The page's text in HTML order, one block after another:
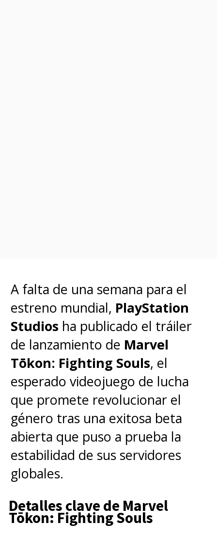
#SDCCis pretty sweet.
Now has
#DeadpoolAndWolverine,
#XMen97, Sam as
#CaptainAmerica, Miles
Morales and more
pic.twitter.com/Ro8fsfXRRp
— Erik Davis (@ErikDavis)July 25, 2024
Ahora, ¿qué es lo que
podemos esperar de Marvel
en la SDCC?
A falta de una semana para el
estreno mundial, PlayStation
Studios ha publicado el tráiler
de lanzamiento de Marvel
Tōkon: Fighting Souls, el
esperado videojuego de lucha
que promete revolucionar el
género tras una exitosa beta
abierta que puso a prueba la
estabilidad de sus servidores
globales.
Detalles clave de Marvel
Tōkon: Fighting Souls